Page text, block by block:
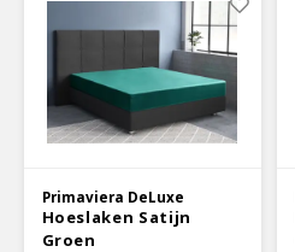
Primaviera DeLuxe
Hoeslaken Satijn
Groen